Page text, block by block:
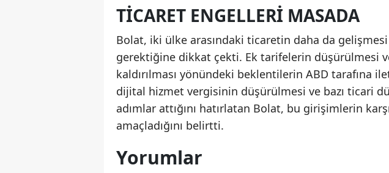
TICARET ENGELLERI MASADA
Bolat, iki ülke arasındaki ticaretin daha da
gerektiğine dikkat çekti. Ek tarifelerin düşürülmesi
kaldırılması yönündeki beklentilerin ABD tarafına
dijital hizmet vergisinin düşürülmesi ve bazı ticari
adımlar attığını hatırlatan Bolat, bu girişimlerin
amaçladığını belirtti.
Yorumlar